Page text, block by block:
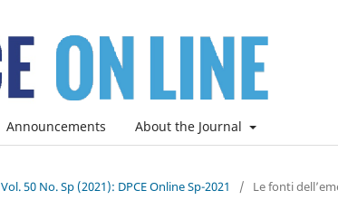
Announcements About the Journal
Vol. 50 No. Sp (2021): DPCE Online Sp-2021 / Le fonti